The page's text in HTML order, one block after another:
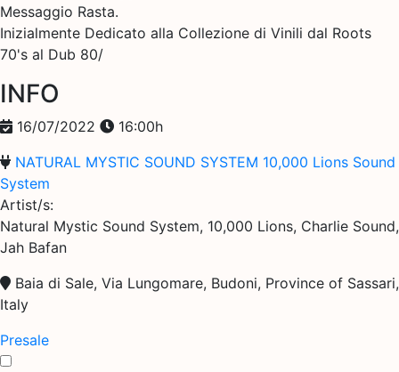
Messaggio Rasta.
Inizialmente Dedicato alla Collezione di Vinili dal Roots
70's al Dub 80/
INFO
16/07/2022
16:00h
NATURAL MYSTIC SOUND SYSTEM 10,000 Lions Sound
System
Artist/s:
Natural Mystic Sound System, 10,000 Lions, Charlie Sound,
Jah Bafan
Baia di Sale, Via Lungomare, Budoni, Province of Sassari,
Italy
Presale